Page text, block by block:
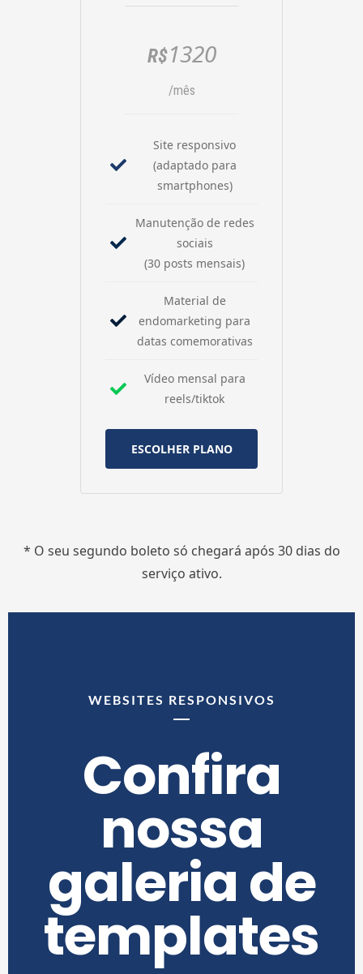
R$1320
/mês
Site responsivo
(adaptado para
smartphones)
Manutenção de redes
sociais
(30 posts mensais)
Material de
endomarketing para
datas comemorativas
Vídeo mensal para
reels/tiktok
ESCOLHER PLANO
* O seu segundo boleto só chegará após 30 dias do
serviço ativo.
WEBSITES RESPONSIVOS
Confira
nossa
galeria de
templates